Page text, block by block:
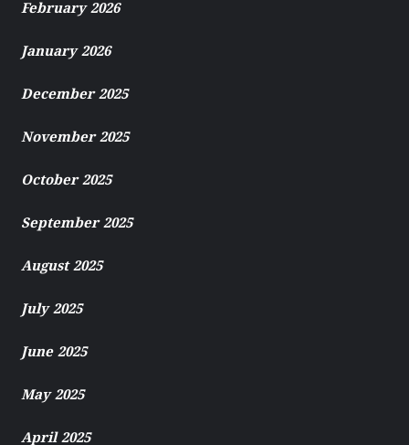
February 2026
January 2026
December 2025
November 2025
October 2025
September 2025
August 2025
July 2025
June 2025
May 2025
April 2025